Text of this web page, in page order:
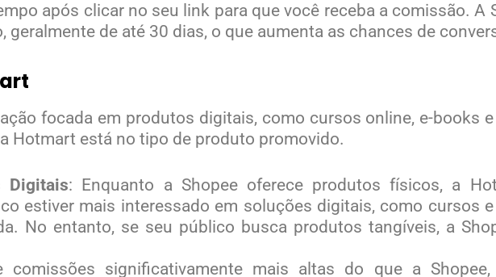
após clicar no seu link para que você receba a comissão. A
de até 30 dias, o que aumenta as chances de
focada em produtos digitais, como cursos online, e-books
Hotmart está no tipo de produto promovido.
Digitais: Enquanto a Shopee oferece produtos físicos, a
estiver mais interessado em soluções digitais, como cursos
No entanto, se seu público busca produtos tangíveis, a
significativamente mais altas do que a